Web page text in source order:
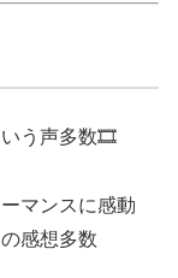
いう声多数🎞️
マンスに感動
感想多数